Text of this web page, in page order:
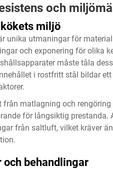
och
miljö
unika utmaningar för
och exponering för olika
måste tåla
i rostfritt stål bildar
från matlagning och
för långsiktig
från saltluft, vilket kräver
och behandlingar